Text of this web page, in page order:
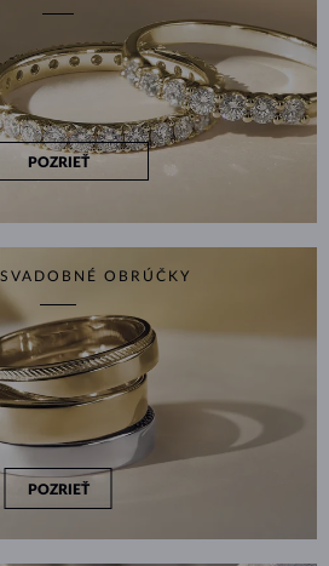
POZRIEŤ
OBRÚČKY
POZRIEŤ